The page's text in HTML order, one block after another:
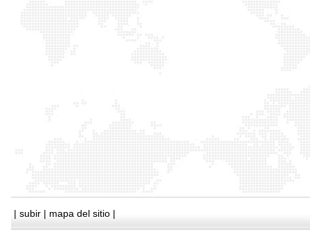
| subir | mapa del sitio |